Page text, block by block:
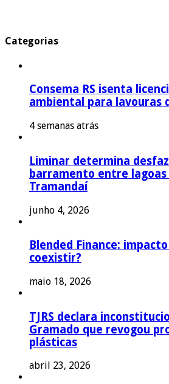
Categorias
Consema RS isenta
ambiental para lavouras
4 semanas atrás
Liminar determina
barramento entre lagoas
Tramandaí
junho 4, 2026
Blended Finance:
coexistir?
maio 18, 2026
TJRS declara
Gramado que revogou
plásticas
abril 23, 2026